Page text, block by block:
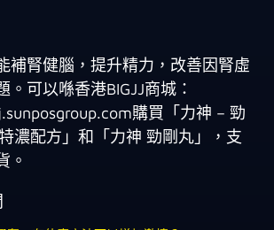
補腎健腦，提升精力，改善因腎虛
。可以喺香港BIGJJ商城：
購買「力神 – 勁
濃配方」和「力神 勁剛丸」，支
。